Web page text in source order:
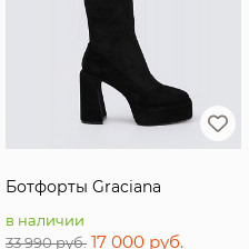
Ботфорты Graciana
в наличии
33 990 руб. 17 000 руб.